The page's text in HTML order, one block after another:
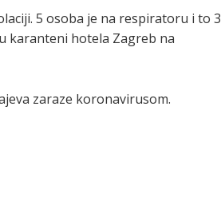
5 osoba je na respiratoru i to 3
karanteni hotela Zagreb na
zaraze koronavirusom.